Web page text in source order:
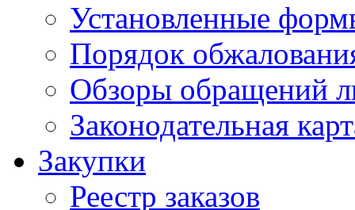
Установленные
Порядок
Обзоры обращений
Законодательная
Закупки
Реестр заказов